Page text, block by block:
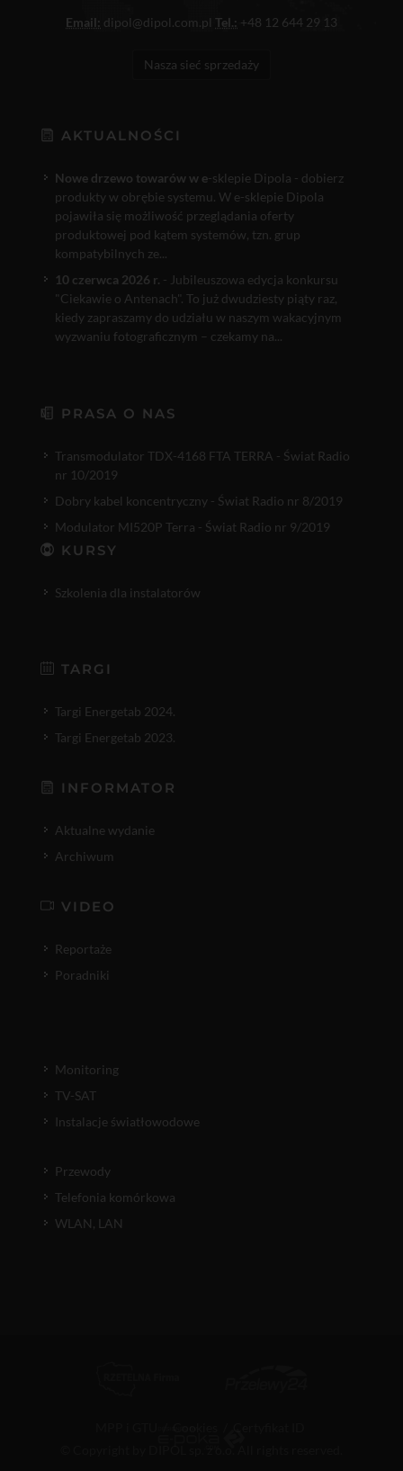
Email: dipol@dipol.com.pl Tel.: +48 12 644 29 13
Nasza sieć sprzedaży
AKTUALNOŚCI
Nowe drzewo towarów w e-sklepie Dipola - dobierz
produkty w obrębie systemu. W e-sklepie Dipola
pojawiła się możliwość przeglądania oferty
produktowej pod kątem systemów, tzn. grup
kompatybilnych ze...
10 czerwca 2026 r. - Jubileuszowa edycja konkursu
"Ciekawie o Antenach". To już dwudziesty piąty raz,
kiedy zapraszamy do udziału w naszym wakacyjnym
wyzwaniu fotograficznym – czekamy na...
PRASA O NAS
Transmodulator TDX-4168 FTA TERRA - Świat Radio
nr 10/2019
Dobry kabel koncentryczny - Świat Radio nr 8/2019
Modulator MI520P Terra - Świat Radio nr 9/2019
KURSY
Szkolenia dla instalatorów
TARGI
Targi Energetab 2024.
Targi Energetab 2023.
INFORMATOR
Aktualne wydanie
Archiwum
VIDEO
Reportaże
Poradniki
Monitoring
TV-SAT
Instalacje światłowodowe
Przewody
Telefonia komórkowa
WLAN, LAN